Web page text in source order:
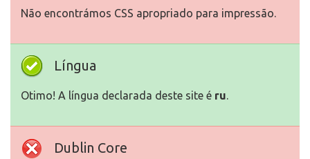
Não encontrámos CSS apropriado para impressão.
Língua
Otimo! A língua declarada deste site é ru.
Dublin Core